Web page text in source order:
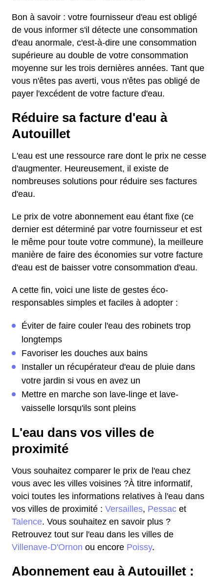
Bon à savoir : votre fournisseur d'eau est obligé
de vous informer s'il détecte une consommation
d'eau anormale, c'est-à-dire une consommation
supérieure au double de votre consommation
moyenne sur les trois dernières années. Tant que
vous n'êtes pas averti, vous n'êtes pas obligé de
payer l'excédent de votre facture d'eau.
Réduire sa facture d'eau à
Autouillet
L'eau est une ressource rare dont le prix ne cesse
d'augmenter. Heureusement, il existe de
nombreuses solutions pour réduire ses factures
d'eau.
Le prix de votre abonnement eau étant fixe (ce
dernier est déterminé par votre fournisseur et est
le même pour toute votre commune), la meilleure
manière de faire des économies sur votre facture
d'eau est de baisser votre consommation d'eau.
A cette fin, voici une liste de gestes éco-
responsables simples et faciles à adopter :
Éviter de faire couler l'eau des robinets trop
longtemps
Favoriser les douches aux bains
Installer un récupérateur d'eau de pluie dans
votre jardin si vous en avez un
Mettre en marche son lave-linge et lave-
vaisselle lorsqu'ils sont pleins
L'eau dans vos villes de
proximité
Vous souhaitez comparer le prix de l'eau chez
vous avec les villes voisines ?À titre informatif,
voici toutes les informations relatives à l'eau dans
vos villes de proximité : Versailles, Pessac et
Talence. Vous souhaitez en savoir plus ?
Retrouvez tout sur l'eau dans les villes de
Villenave-D'Ornon ou encore Poissy.
Abonnement eau à Autouillet :